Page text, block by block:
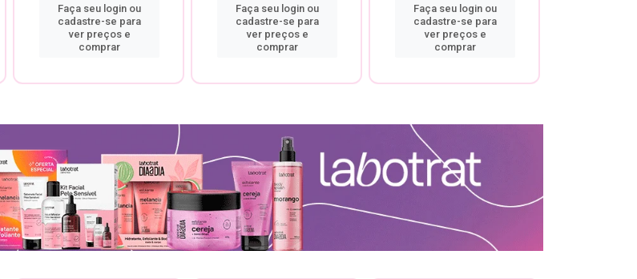
Faça seu login ou
cadastre-se para
ver preços e
comprar
Faça seu login ou
cadastre-se para
ver preços e
comprar
Faça seu login ou
cadastre-se para
ver preços e
comprar